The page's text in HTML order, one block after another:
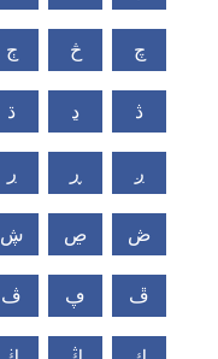
ڄ څ چ
ڌ ڍ ڎ
ڔ ڕ ږ
ڜ ڝ ڞ
ڤ ڥ ڦ